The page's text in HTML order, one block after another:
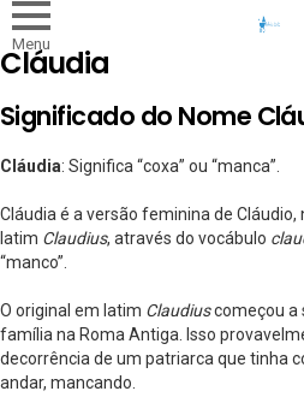
Menu
Cláudia
Significado do Nome
Cláudia: Significa “coxa” ou “manca”.
Cláudia é a versão feminina de
latim Claudius, através do vocábulo
“manco”.
O original em latim Claudiuscomeçou a
família na Roma Antiga. Isso
decorrência de um patriarca que tinha
andar, mancando.